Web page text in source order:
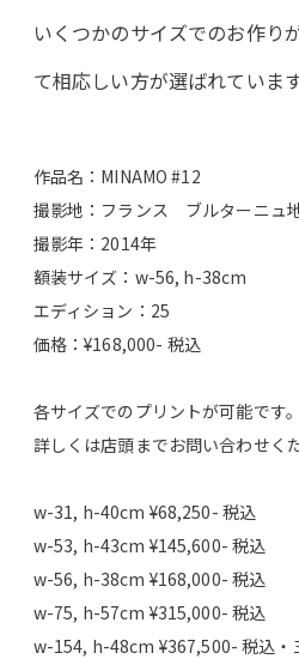
いくつかのサイズでのお作り
て相応しい方が選ばれています
作品名：MINAMO #12
撮影地：フランス ブルターニ
撮影年：2014年
額装サイズ：w-56, h-38cm
エディション：25
価格：¥168,000- 税込
各サイズでのプリントが可能です。
詳しくは店頭までお問い合わせく
w-31, h-40cm ¥68,250- 税込
w-53, h-43cm ¥145,600- 税込
w-56, h-38cm ¥168,000- 税込
w-75, h-57cm ¥315,000- 税込
w-154, h-48cm ¥367,500- 税込・